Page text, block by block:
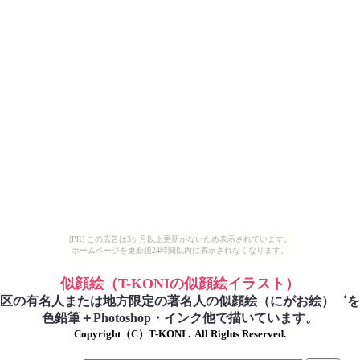
[PR] この広告は3ヶ月以上更新がないため表示されています。
ホームページを更新後24時間以内に表示されなくなります。
似顔絵（T-KONIの似顔絵イラスト）
の有名人または地方限定の著名人の似顔絵（にがお絵）
゛
色鉛筆＋Photoshop・インク他で描いています。
Copyright（C）T-KONI .  All Rights Reserved.